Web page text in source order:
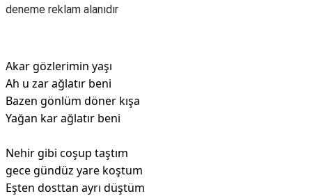
deneme reklam alanıdır
Akar gözlerimin yaşı
Ah u zar ağlatır beni
Bazen gönlüm döner kışa
Yağan kar ağlatır beni
Nehir gibi coşup taştım
gece gündüz yare koştum
Eşten dosttan ayrı düştüm